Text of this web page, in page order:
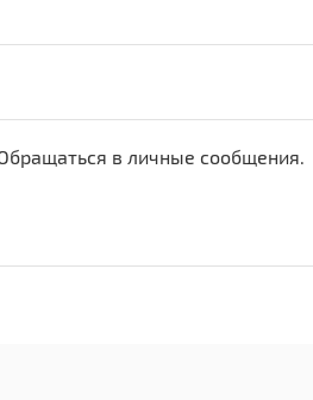
в личные сообщения.